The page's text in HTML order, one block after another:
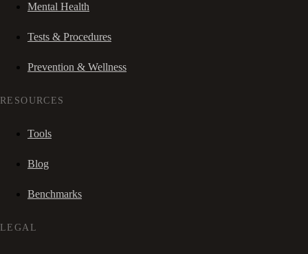
Mental Health
Tests & Procedures
Prevention & Wellness
RESOURCES
Tools
Blog
Benchmarks
LEGAL